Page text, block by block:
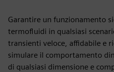
Garantire un funzionamento
termofluidi in qualsiasi
transienti veloce, affidabile e
simulare il comportamento
di qualsiasi dimensione e